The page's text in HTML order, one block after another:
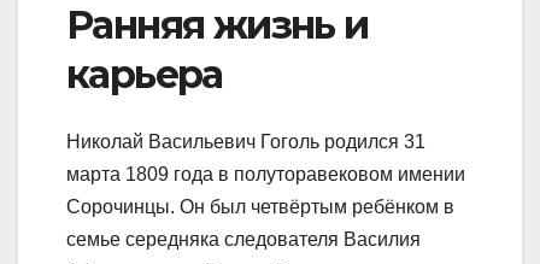
Ранняя жизнь и
карьера
Николай Васильевич Гоголь родился 31
марта 1809 года в полуторавековом имении
Сорочинцы. Он был четвёртым ребёнком в
семье середняка следователя Василия